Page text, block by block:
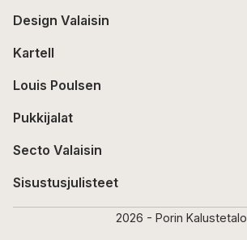
Design Valaisin
Kartell
Louis Poulsen
Pukkijalat
Secto Valaisin
Sisustusjulisteet
2026 - Porin Kalustetalo